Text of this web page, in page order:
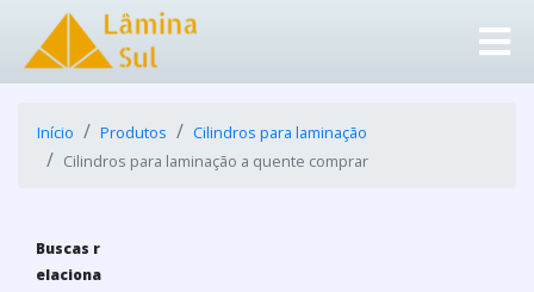
Início Produtos
Cilindros para laminação
Cilindros para laminação a quente comprar
Buscas r
elaciona